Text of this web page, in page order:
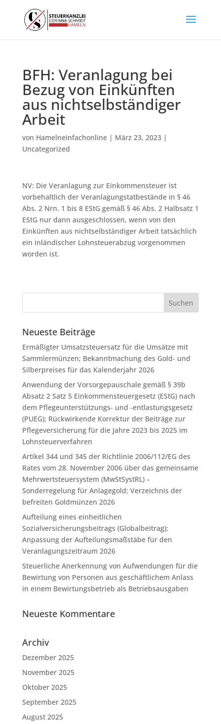
BFH: Veranlagung bei
Bezug von Einkünften
aus nichtselbständiger
Arbeit
von Hamelneinfachonline| März 23, 2023|
Uncategorized
NV: Die Veranlagung zur Einkommensteuer ist
vorbehaltlich der Veranlagungstatbestände in § 46
Abs. 2 Nrn. 1 bis 8 EStG gemäß § 46 Abs. 2 Halbsatz 1
EStG nur dann ausgeschlossen, wenn von den
Einkünften aus nichtselbständiger Arbeit tatsächlich
ein inländischer Lohnsteuerabzug vorgenommen
worden ist.
Neueste Beiträge
Ermäßigter Umsatzsteuersatz für die Umsätze mit
Sammlermünzen; Bekanntmachung des Gold- und
Silberpreises für das Kalenderjahr 2026
Anwendung der Vorsorgepauschale gemäß § 39b
Absatz 2 Satz 5 Einkommensteuergesetz (EStG) nach
dem Pflegeunterstützungs- und -entlastungsgesetz
(PUEG); Rückwirkende Korrektur der Beiträge zur
Pflegeversicherung für die Jahre 2023 bis 2025 im
Lohnsteuerverfahren
Artikel 344 und 345 der Richtlinie 2006/112/EG des
Rates vom 28. November 2006 über das gemeinsame
Mehrwertsteuersystem (MwStSystRL) –
Sonderregelung für Anlagegold; Verzeichnis der
befreiten Goldmünzen 2026
Aufteilung eines einheitlichen
Sozialversicherungsbeitrags (Globalbeitrag);
Anpassung der Aufteilungsmaßstäbe für den
Veranlagungszeitraum 2026
Steuerliche Anerkennung von Aufwendungen für die
Bewirtung von Personen aus geschäftlichem Anlass
in einem Bewirtungsbetrieb als Betriebsausgaben
Neueste Kommentare
Archiv
Dezember 2025
November 2025
Oktober 2025
September 2025
August 2025